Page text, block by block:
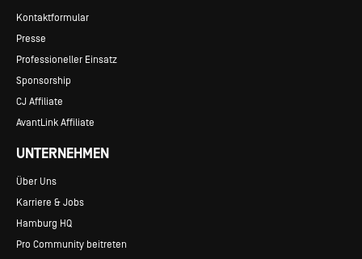
Kontaktformular
Presse
Professioneller Einsatz
Sponsorship
CJ Affiliate
AvantLink Affiliate
UNTERNEHMEN
Über Uns
Karriere & Jobs
Hamburg HQ
Pro Community beitreten